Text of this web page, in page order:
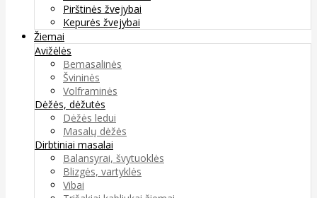
Pirštinės žvejybai
Kepurės žvejybai
Žiemai
Avižėlės
Bemasalinės
Švininės
Volframinės
Dėžės, dėžutės
Dėžės ledui
Masalų dėžės
Dirbtiniai masalai
Balansyrai, švytuoklės
Blizgės, vartyklės
Vibai